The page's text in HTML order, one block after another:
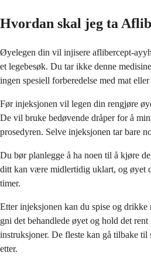
Hvordan skal jeg ta
Øyelegen din vil injisere aflibercept-
et legebesøk. Du tar ikke denne
ingen spesiell forberedelse med mat
Før injeksjonen vil legen din rengjøre
De vil bruke bedøvende dråper for å
prosedyren. Selve injeksjonen tar bare
Du bør planlegge å ha noen til å kjøre
ditt kan være midlertidig uklart, og øyet
timer.
Etter injeksjonen kan du spise og
gni det behandlede øyet og hold det
instruksjoner. De fleste kan gå tilbake til
etter.